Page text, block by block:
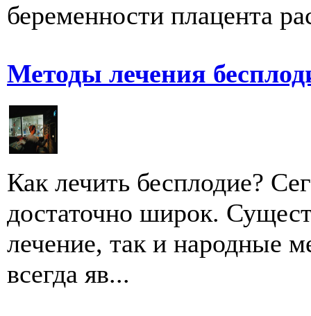
беременности плацента
Методы лечения
Как лечить бесплодие?
достаточно широк.
лечение, так и народные
всегда яв...